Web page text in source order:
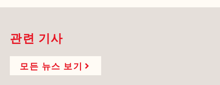
관련 기사
모든 뉴스 보기